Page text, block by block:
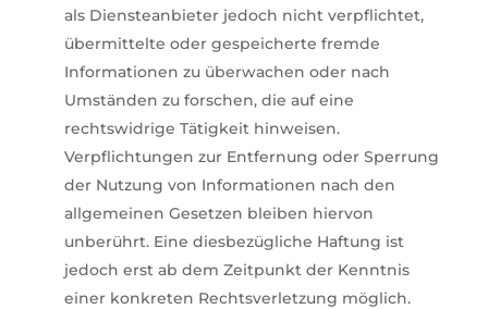
als Diensteanbieter jedoch nicht verpflichtet,
übermittelte oder gespeicherte fremde
Informationen zu überwachen oder nach
Umständen zu forschen, die auf eine
rechtswidrige Tätigkeit hinweisen.
Verpflichtungen zur Entfernung oder Sperrung
der Nutzung von Informationen nach den
allgemeinen Gesetzen bleiben hiervon
unberührt. Eine diesbezügliche Haftung ist
jedoch erst ab dem Zeitpunkt der Kenntnis
einer konkreten Rechtsverletzung möglich.